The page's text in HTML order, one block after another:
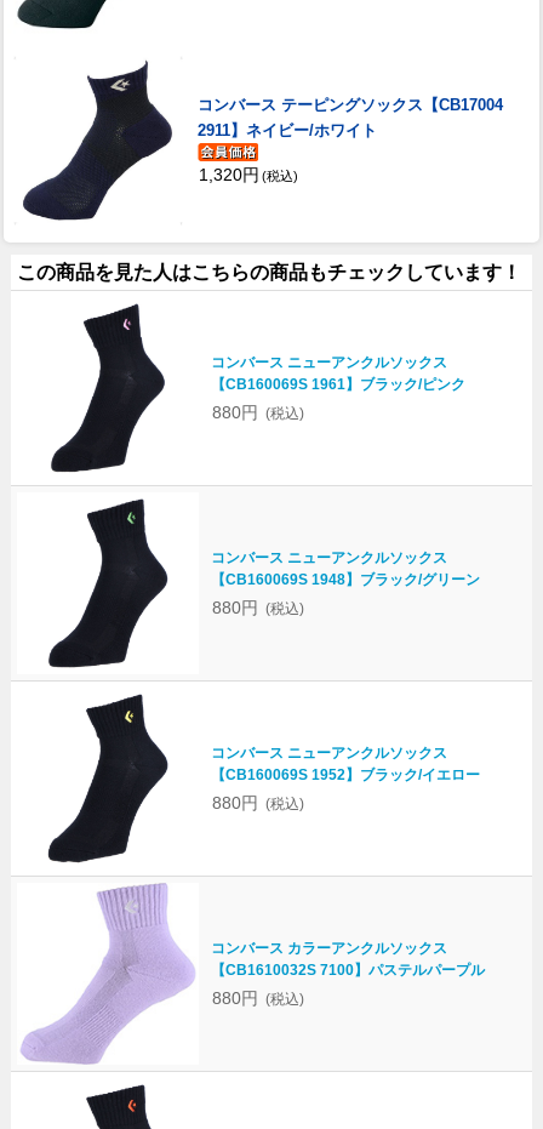
コンバース テーピングソックス【CB17004
2911】ネイビー/ホワイト
1,320円 (税込)
この商品を見た人はこちらの商品もチェックしています！
コンバース ニューアンクルソックス
【CB160069S 1961】ブラック/ピンク
880円 (税込)
コンバース ニューアンクルソックス
【CB160069S 1948】ブラック/グリーン
880円 (税込)
コンバース ニューアンクルソックス
【CB160069S 1952】ブラック/イエロー
880円 (税込)
コンバース カラーアンクルソックス
【CB1610032S 7100】パステルパープル
880円 (税込)